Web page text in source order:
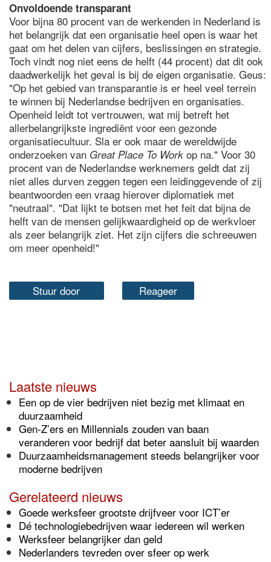
Onvoldoende transparant
Voor bijna 80 procent van de werkenden in Nederland is
het belangrijk dat een organisatie heel open is waar het
gaat om het delen van cijfers, beslissingen en strategie.
Toch vindt nog niet eens de helft (44 procent) dat dit ook
daadwerkelijk het geval is bij de eigen organisatie. Geus:
"Op het gebied van transparantie is er heel veel terrein
te winnen bij Nederlandse bedrijven en organisaties.
Openheid leidt tot vertrouwen, wat mij betreft het
allerbelangrijkste ingrediënt voor een gezonde
organisatiecultuur. Sla er ook maar de wereldwijde
onderzoeken van Great Place To Work op na." Voor 30
procent van de Nederlandse werknemers geldt dat zij
niet alles durven zeggen tegen een leidinggevende of zij
beantwoorden een vraag hierover diplomatiek met
"neutraal". "Dat lijkt te botsen met het feit dat bijna de
helft van de mensen gelijkwaardigheid op de werkvloer
als zeer belangrijk ziet. Het zijn cijfers die schreeuwen
om meer openheid!"
Stuur door Reageer
Laatste nieuws
Een op de vier bedrijven niet bezig met klimaat en
duurzaamheid
Gen-Z’ers en Millennials zouden van baan
veranderen voor bedrijf dat beter aansluit bij waarden
Duurzaamheidsmanagement steeds belangrijker voor
moderne bedrijven
Gerelateerd nieuws
Goede werksfeer grootste drijfveer voor ICT’er
Dé technologiebedrijven waar iedereen wil werken
Werksfeer belangrijker dan geld
Nederlanders tevreden over sfeer op werk